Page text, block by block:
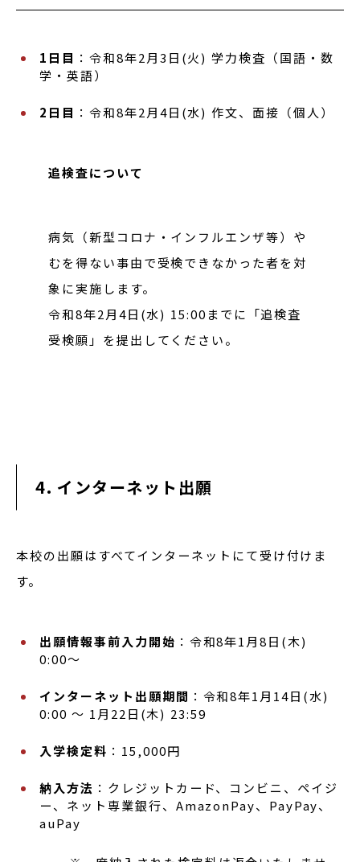
1日目 ：令和8年2月3日(火) 学力検査（国語・数
学・英語）
2日目 ：令和8年2月4日(水) 作文、面接（個人）
追検査について
病気（新型コロナ・インフルエンザ等）や
むを得ない事由で受検できなかった者を対
象に実施します。
令和8年2月4日(水) 15:00までに「追検査
受検願」を提出してください。
4. インターネット出願
本校の出願はすべてインターネットにて受け付けま
す。
出願情報事前入力開始 ：令和8年1月8日(木)
0:00〜
インターネット出願期間 ：令和8年1月14日(水)
0:00 〜 1月22日(木) 23:59
入学検定料 ：15,000円
納入方法 ：クレジットカード、コンビニ、ペイジ
ー、ネット専業銀行、AmazonPay、PayPay、
auPay